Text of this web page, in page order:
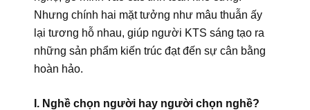
Nhưng chính hai mặt tưởng như mâu thuẫn ấy
lại tương hỗ nhau, giúp người KTS sáng tạo ra
những sản phẩm kiến trúc đạt đến sự cân bằng
hoàn hảo.
I. Nghề chọn người hay người chọn nghề?